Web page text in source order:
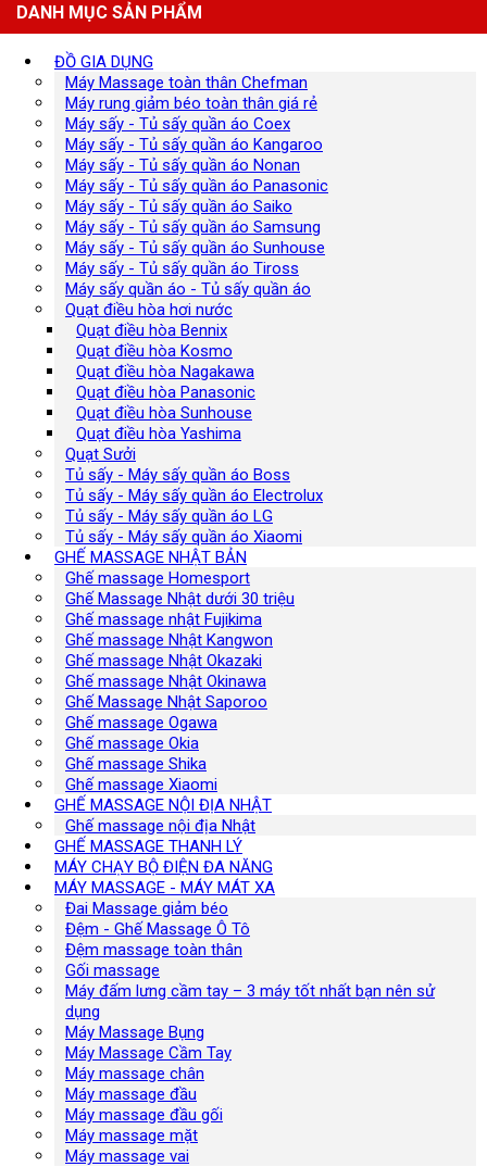
DANH MỤC SẢN PHẨM
ĐỒ GIA DỤNG
Máy Massage toàn thân Chefman
Máy rung giảm béo toàn thân giá rẻ
Máy sấy - Tủ sấy quần áo Coex
Máy sấy - Tủ sấy quần áo Kangaroo
Máy sấy - Tủ sấy quần áo Nonan
Máy sấy - Tủ sấy quần áo Panasonic
Máy sấy - Tủ sấy quần áo Saiko
Máy sấy - Tủ sấy quần áo Samsung
Máy sấy - Tủ sấy quần áo Sunhouse
Máy sấy - Tủ sấy quần áo Tiross
Máy sấy quần áo - Tủ sấy quần áo
Quạt điều hòa hơi nước
Quạt điều hòa Bennix
Quạt điều hòa Kosmo
Quạt điều hòa Nagakawa
Quạt điều hòa Panasonic
Quạt điều hòa Sunhouse
Quạt điều hòa Yashima
Quạt Sưởi
Tủ sấy - Máy sấy quần áo Boss
Tủ sấy - Máy sấy quần áo Electrolux
Tủ sấy - Máy sấy quần áo LG
Tủ sấy - Máy sấy quần áo Xiaomi
GHẾ MASSAGE NHẬT BẢN
Ghế massage Homesport
Ghế Massage Nhật dưới 30 triệu
Ghế massage nhật Fujikima
Ghế massage Nhật Kangwon
Ghế massage Nhật Okazaki
Ghế massage Nhật Okinawa
Ghế Massage Nhật Saporoo
Ghế massage Ogawa
Ghế massage Okia
Ghế massage Shika
Ghế massage Xiaomi
GHẾ MASSAGE NỘI ĐỊA NHẬT
Ghế massage nội địa Nhật
GHẾ MASSAGE THANH LÝ
MÁY CHẠY BỘ ĐIỆN ĐA NĂNG
MÁY MASSAGE - MÁY MÁT XA
Đai Massage giảm béo
Đệm - Ghế Massage Ô Tô
Đệm massage toàn thân
Gối massage
Máy đấm lưng cầm tay – 3 máy tốt nhất bạn nên sử
dụng
Máy Massage Bụng
Máy Massage Cầm Tay
Máy massage chân
Máy massage đầu
Máy massage đầu gối
Máy massage mặt
Máy massage vai